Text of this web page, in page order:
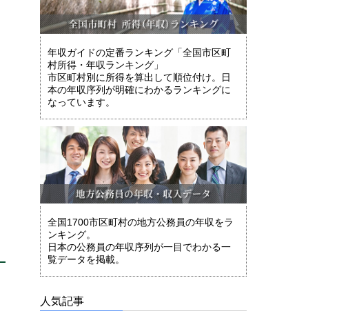
年収ガイドの定番ランキング「全国市区町
村所得・年収ランキング」
市区町村別に所得を算出して順位付け。日
本の年収序列が明確にわかるランキングに
なっています。
全国1700市区町村の地方公務員の年収をラ
ンキング。
日本の公務員の年収序列が一目でわかる一
覧データを掲載。
人気記事